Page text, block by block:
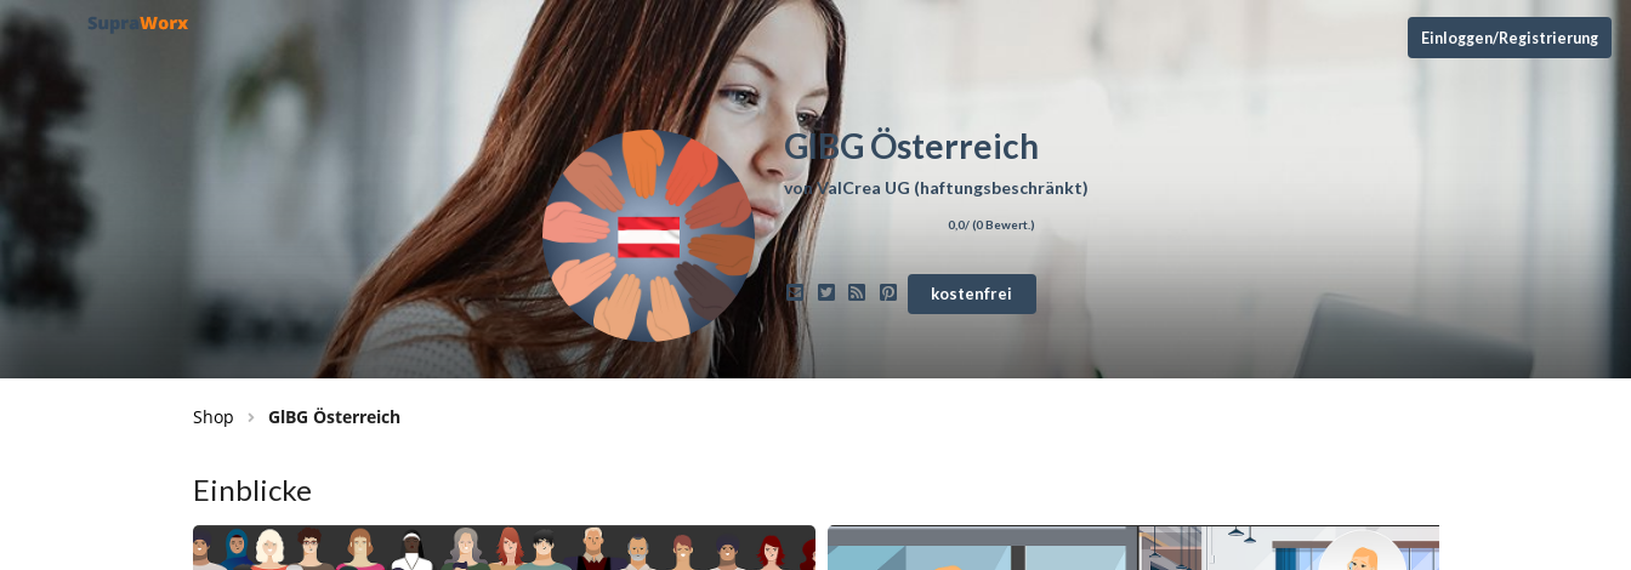
Einloggen/Registrierung
GlBG Österreich
vonValCrea UG (haftungsbeschränkt)
0,0/ (0Bewert.)
kostenfrei
Shop GlBG Österreich
Einblicke